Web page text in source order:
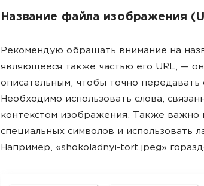
Название файла изображения
Рекомендую обращать внимание на
являющееся также частью его URL, —
описательным, чтобы точно
Необходимо использовать слова,
контекстом изображения. Также важно
специальных символов и использовать
Например, «shokoladnyi-tort.jpeg»